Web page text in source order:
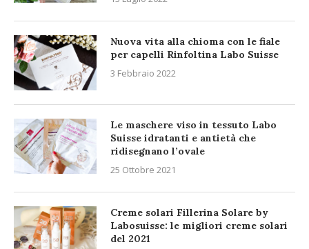
Nuova vita alla chioma con le fiale
per capelli Rinfoltina Labo Suisse
3 Febbraio 2022
Le maschere viso in tessuto Labo
Suisse idratanti e antietà che
ridisegnano l’ovale
25 Ottobre 2021
Creme solari Fillerina Solare by
Labosuisse: le migliori creme solari
del 2021